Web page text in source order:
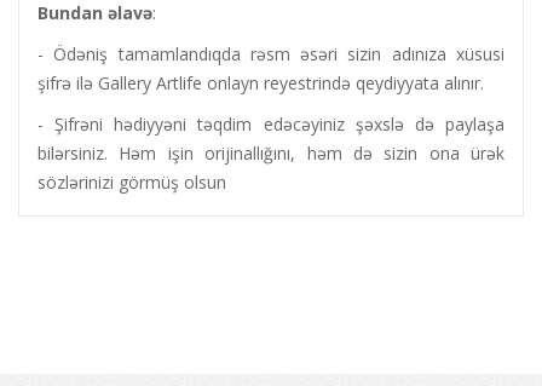
Bundan əlavə:
- Ödəniş tamamlandıqda rəsm əsəri sizin adınıza xüsusi
şifrə ilə Gallery Artlife onlayn reyestrində qeydiyyata alınır.
- Şifrəni hədiyyəni təqdim edəcəyiniz şəxslə də paylaşa
bilərsiniz. Həm işin orijinallığını, həm də sizin ona ürək
sözlərinizi görmüş olsun